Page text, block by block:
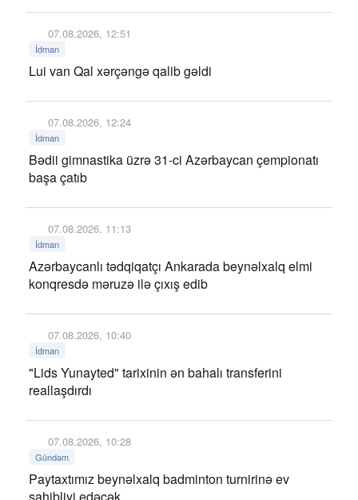
07.08.2026, 12:51
İdman
Lui van Qal xərçəngə qalib gəldi
07.08.2026, 12:24
İdman
Bədii gimnastika üzrə 31-ci Azərbaycan çempionatı
başa çatıb
07.08.2026, 11:13
İdman
Azərbaycanlı tədqiqatçı Ankarada beynəlxalq elmi
konqresdə məruzə ilə çıxış edib
07.08.2026, 10:40
İdman
"Lids Yunayted" tarixinin ən bahalı transferini
reallaşdırdı
07.08.2026, 10:28
Gündəm
Paytaxtımız beynəlxalq badminton turnirinə ev